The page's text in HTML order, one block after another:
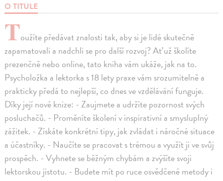
O TITULE
Toužíte předávat znalosti tak, aby si je lidé skutečně
zapamatovali a nadchli se pro další rozvoj? Ať už školíte
prezenčně nebo online, tato kniha vám ukáže, jak na to.
Psycholožka a lektorka s 18 lety praxe vám srozumitelně a
prakticky předá to nejlepší, co dnes ve vzdělávání funguje.
Díky její nové knize: - Zaujmete a udržíte pozornost svých
posluchačů. - Proměníte školení v inspirativní a smysluplný
zážitek. - Získáte konkrétní tipy, jak zvládat i náročné situace
a účastníky. - Naučíte se pracovat s trémou a využít ji ve svůj
prospěch. - Vyhnete se běžným chybám a zvýšíte svoji
lektorskou jistotu. - Budete mít po ruce osvědčené metody i